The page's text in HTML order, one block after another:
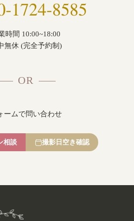
時間 10:00~18:00
無休 (完全予約制)
OR
ームで問い合わせ
相談 撮影日空き確認